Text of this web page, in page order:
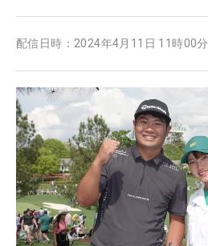
配信日時： 2024年4月11日 11時00分